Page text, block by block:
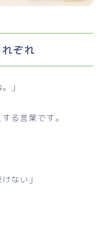
ぞれ
」
る言葉です。
ない」